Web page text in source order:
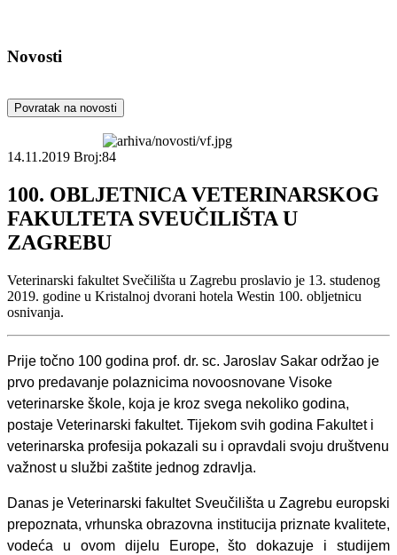
Novosti
Povratak na novosti
14.11.2019 Broj:84
100. OBLJETNICA VETERINARSKOG
FAKULTETA SVEUČILIŠTA U
ZAGREBU
Veterinarski fakultet Svečilišta u Zagrebu proslavio je 13. studenog
2019. godine u Kristalnoj dvorani hotela Westin 100. obljetnicu
osnivanja.
Prije točno 100 godina prof. dr. sc. Jaroslav Sakar održao je
prvo predavanje polaznicima novoosnovane Visoke
veterinarske škole, koja je kroz svega nekoliko godina,
postaje Veterinarski fakultet. Tijekom svih godina Fakultet i
veterinarska profesija pokazali su i opravdali svoju društvenu
važnost u službi zaštite jednog zdravlja.
Danas je Veterinarski fakultet Sveučilišta u Zagrebu europski
prepoznata, vrhunska obrazovna institucija priznate kvalitete,
vodeća u ovom dijelu Europe, što dokazuje i studijem